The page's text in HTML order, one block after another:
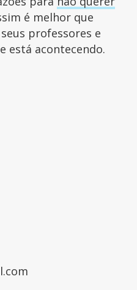
é melhor que
professores e
está acontecendo.